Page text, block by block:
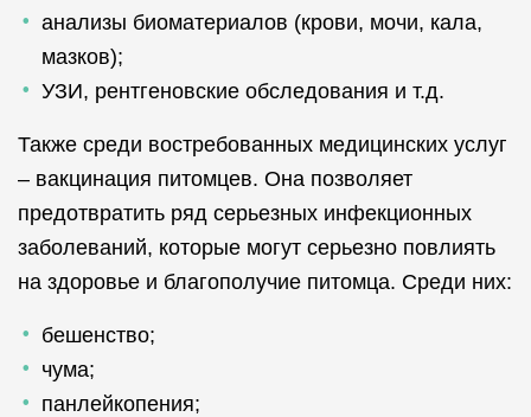
Лечение сухопутных черепах
Лечение игуан
Лечение амфибий
анализы биоматериалов (крови, мочи, кала,
мазков);
УЗИ, рентгеновские обследования и т.д.
Также среди востребованных медицинских услуг
– вакцинация питомцев. Она позволяет
предотвратить ряд серьезных инфекционных
заболеваний, которые могут серьезно повлиять
на здоровье и благополучие питомца. Среди них:
бешенство;
чума;
панлейкопения;